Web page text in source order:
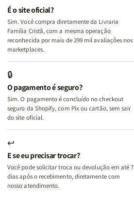
e
Deus
+
A
Mulher
Lar
+
A
Lar
É o site oficial?
Sim. Você compra diretamente da Livraria
Família Cristã, com a mesma operação
reconhecida por mais de 299 mil avaliações nos
marketplaces.
🔒
O pagamento é seguro?
Sim. O pagamento é concluído no checkout
seguro da Shopify, com Pix ou cartão, sem sair
do site oficial.
↩
E se eu precisar trocar?
Você pode solicitar troca ou devolução em até 7
dias após o recebimento, diretamente com
nosso atendimento.